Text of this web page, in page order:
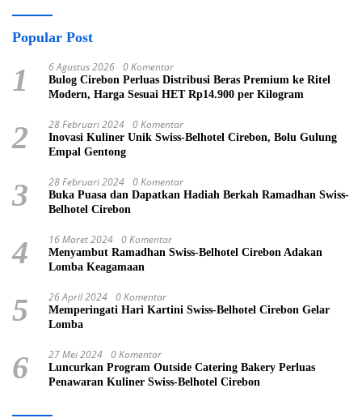
Popular Post
1 6 Agustus 2026 0 Komentar
Bulog Cirebon Perluas Distribusi Beras Premium ke Ritel
Modern, Harga Sesuai HET Rp14.900 per Kilogram
2 28 Februari 2024 0 Komentar
Inovasi Kuliner Unik Swiss-Belhotel Cirebon, Bolu Gulung
Empal Gentong
3 28 Februari 2024 0 Komentar
Buka Puasa dan Dapatkan Hadiah Berkah Ramadhan Swiss-
Belhotel Cirebon
4 16 Maret 2024 0 Komentar
Menyambut Ramadhan Swiss-Belhotel Cirebon Adakan
Lomba Keagamaan
5 26 April 2024 0 Komentar
Memperingati Hari Kartini Swiss-Belhotel Cirebon Gelar
Lomba
6 27 Mei 2024 0 Komentar
Luncurkan Program Outside Catering Bakery Perluas
Penawaran Kuliner Swiss-Belhotel Cirebon